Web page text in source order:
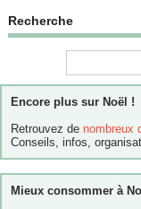
Recherche
Encore plus sur Noël !
Retrouvez de nombreux
Conseils, infos,
Mieux consommer à